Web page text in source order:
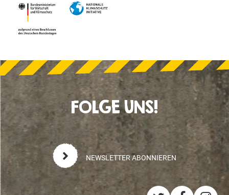
FOLGE UNS!
NEWSLETTER ABONNIEREN